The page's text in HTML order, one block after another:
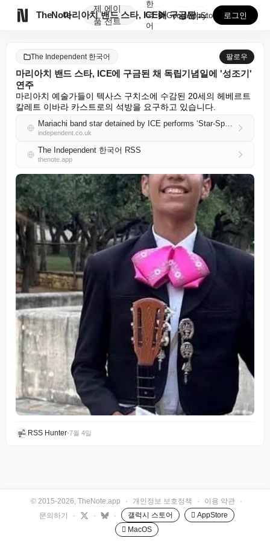
TheNote
제
품
에이
전트
마리아치 밴드 스타, ICE에 구금된 채 독립기념일에 ...
한
국
어
GooglePlay
AppStore 로그인
The Independent 한국어 팔로우
마리아치 밴드 스타, ICE에 구금된 채 독립기념일에 '성조기'
연주
마리아치 예술가들이 텍사스 구치소에 수감된 20세의 헤베르트
칼레트 이바라 카스트로의 석방을 요구하고 있습니다.
Mariachi band star detained by ICE performs ‘Star-Spangled Banner’ for the Fourth of July
independent.co.uk
The Independent 한국어 RSS
thenote.app
RSS Hunter•7월 4일
© 2015-2026, TheNote.app · 개인정보 보호정책 · 이용 약관
·
문의하기
· · · 갤럭시 스토어
 AppStore
 MacOS